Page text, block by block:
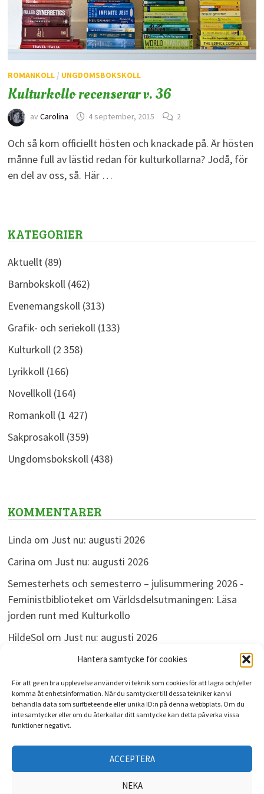
Hantera samtycke för cookies
För att ge en bra upplevelse använder vi teknik som cookies för att lagra och/eller
komma åt enhetsinformation. När du samtycker till dessa tekniker kan vi
behandla data som surfbeteende eller unika ID:n på denna webbplats. Om du
inte samtycker eller om du återkallar ditt samtycke kan detta påverka vissa
funktioner negativt.
ACCEPTERA
NEKA
ROMANKOLL/ UNGDOMSBOKSKOLL
Kulturkollo recenserar v. 36
av Carolina 4 september, 2015 2
Och så kom officiellt hösten och knackade på. Är hösten
månne full av lästid redan för kulturkollarna? Jodå, för
en del av oss, så. Här …
KATEGORIER
Aktuellt(89)
Barnbokskoll(462)
Evenemangskoll(313)
Grafik- och seriekoll(133)
Kulturkoll(2 358)
Lyrikkoll(166)
Novellkoll(164)
Romankoll(1 427)
Sakprosakoll(359)
Ungdomsbokskoll(438)
KOMMENTARER
Linda om Just nu: augusti 2026
Carina om Just nu: augusti 2026
Semesterhets och semesterro – julisummering 2026 -
Feministbiblioteketom Världsdelsutmaningen: Läsa
jorden runt med Kulturkollo
HildeSolom Just nu: augusti 2026
omJust nu: augusti 2026
ARKIV